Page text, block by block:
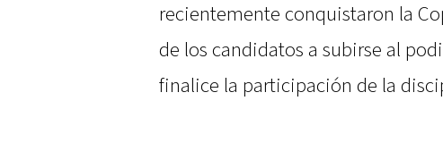
recientemente conquistaron la
de los candidatos a subirse al
finalice la participación de la